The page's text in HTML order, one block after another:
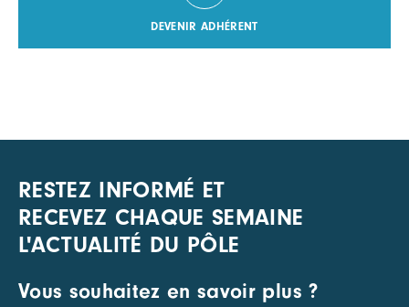
DEVENIR ADHÉRENT
RESTEZ INFORMÉ ET
RECEVEZ CHAQUE SEMAINE
L'ACTUALITÉ DU PÔLE
Vous souhaitez en savoir plus ?